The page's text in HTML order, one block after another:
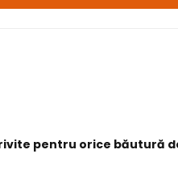
pentru orice băutură